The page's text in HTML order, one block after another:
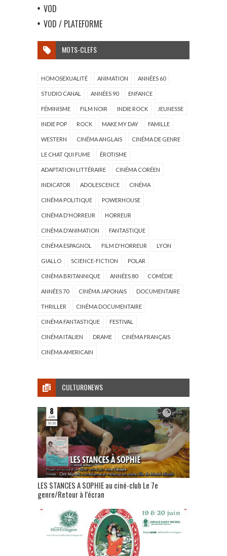
VOD
VOD / PLATEFORME
MOTS-CLEFS
HOMOSEXUALITÉ ANIMATION ANNÉES 60
STUDIO CANAL ANNÉES 90 ENFANCE
FÉMINISME FILM NOIR INDIE ROCK JEUNESSE
INDIE POP ROCK MAKE MY DAY FAMILLE
WESTERN CINÉMA ANGLAIS CINÉMA DE GENRE
LE CHAT QUI FUME ÉROTISME
ADAPTATION LITTÉRAIRE CINÉMA CORÉEN
INDICATOR ADOLESCENCE CINÉMA
CINÉMA POLITIQUE POWERHOUSE
CINÉMA D'HORREUR HORREUR
CINÉMA D'ANIMATION FANTASTIQUE
CINÉMA ESPAGNOL FILM D'HORREUR LYON
GIALLO SCIENCE-FICTION POLAR
CINÉMA BRITANNIQUE ANNÉES 80 COMÉDIE
ANNÉES 70 CINÉMA JAPONAIS DOCUMENTAIRE
THRILLER CINÉMA DOCUMENTAIRE
CINÉMA FANTASTIQUE FESTIVAL
CINÉMA ITALIEN DRAME CINÉMA FRANÇAIS
CINÉMA AMERICAIN
CULTURONEWS
LES STANCES A SOPHIE au ciné-club Le 7e
genre/Retour à l’écran